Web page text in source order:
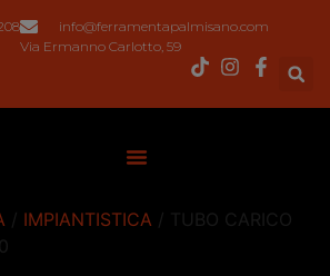
info@ferramentapalmisano.com
Via Ermanno Carlotto, 59
/ IMPIANTISTICA / TUBO CARICO